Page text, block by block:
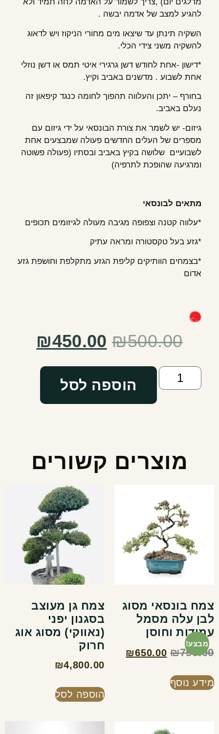
מדלגים יום) ,צריך לשמור על האדמה לחה תמיד ולא
להגיע למצב של אדמה יבשה .
השקיה תינתן עד שיצאו מים מחורי הניקוז ויש לדאוג
להשקיה משני צידי הכלי.
*דישון -אחת לחודש דשן גרגירי איטי תמס או דשן נוזלי
אחת לשבוע . מדשנים באביב וקיץ.
בחורף – יתכן והעלווה תהפוך לחומה כנגד קיפאון זה
נעלם באביב.
גיזום- יש לשמר את צורת הבונסאי על ידי גיזום עם
מספרים של העלים החדשים פעולה שמבצעים אחת
לשבועיים שלושה בקיץ באביב ובסתיו (פעולה פשוטה
ומרגיעה שהופכת לתרפיה)
מתאים לבונסאי
*עלווה קטנה וצפופה מגיבה מעולה לגיזומים תכופים
*גזע בעל טקסטורה ומראה עתיק
*בצמחים הוותיקים קליפת הגזע מתקלפת וחושפת גזע
אדום
₪500.00
₪450.00
הוספה לסל
מוצרים קשורים
מבצע!
צמח בונסאי מסוג
לבן עלה מסמל
עמידות וחוסן
₪750.00
₪650.00
מידע נוסף
צמח גן מעוצב
בסגנון יפני
(נאווקי) מסוג אוג
חרוק
₪4,800.00
הוספה לסל